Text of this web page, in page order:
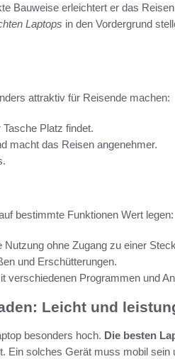
Bauweise erleichtert er das
Laptops in den Vordergrund
attraktiv für Reisende machen:
Platz findet.
macht das Reisen angenehmer.
bestimmte Funktionen Wert legen:
ohne Zugang zu einer
und Erschütterungen.
verschiedenen Programmen und
Leicht und
besonders hoch. Die besten
Ein solches Gerät muss mobil sein